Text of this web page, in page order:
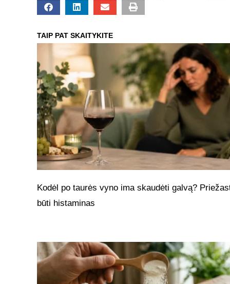
TAIP PAT SKAITYKITE
Kodėl po taurės vyno ima skaudėti galvą?
būti histaminas